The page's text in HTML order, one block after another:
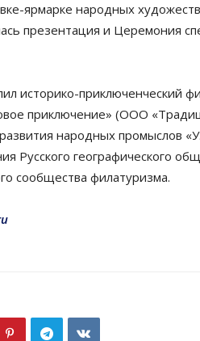
ярмарке народных
презентация и Церемония
историко-приключенческий
приключение» (ООО
народных промыслов
Русского географического
сообщества филатуризма.